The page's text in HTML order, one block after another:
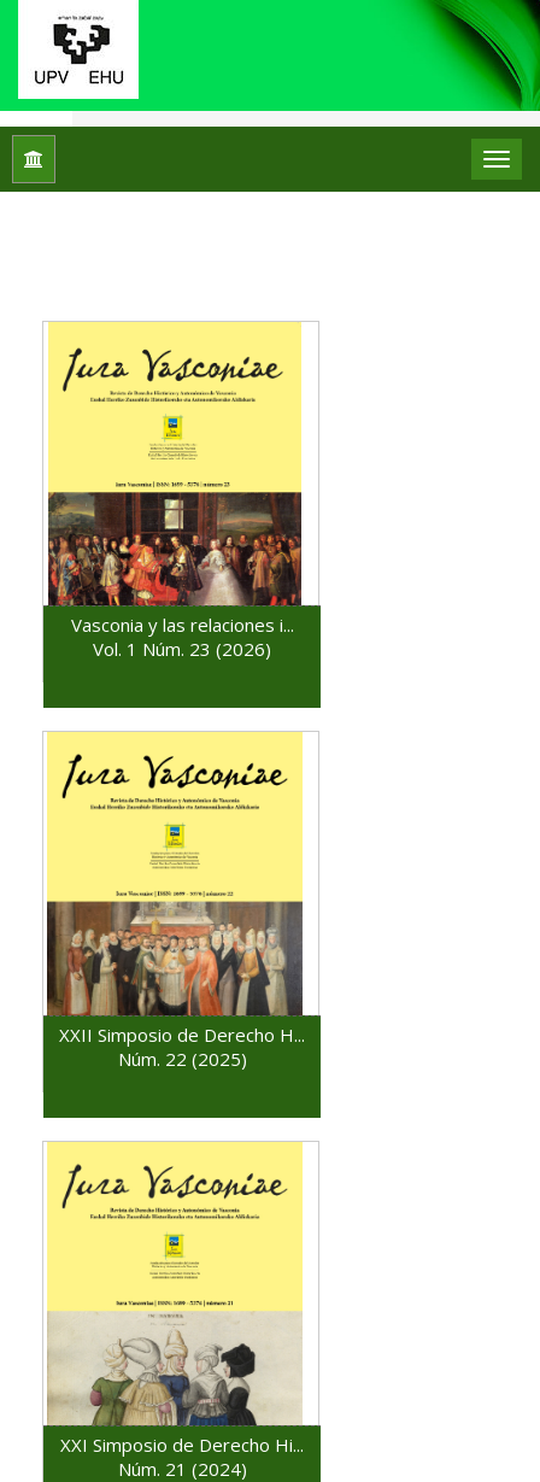
Inicio
Vasconia y las relaciones i...
Vol. 1 Núm. 23 (2026)
XXII Simposio de Derecho H...
Núm. 22 (2025)
XXI Simposio de Derecho Hi...
Núm. 21 (2024)